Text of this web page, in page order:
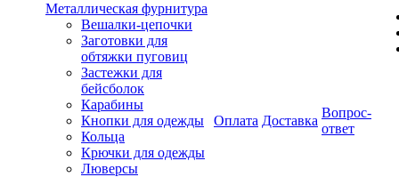
Металлическая фурнитура
Вешалки-цепочки
Заготовки для
обтяжки пуговиц
Застежки для
бейсболок
Карабины
Кнопки для одежды
Кольца
Крючки для одежды
Люверсы
Оплата Доставка
Вопрос-
ответ